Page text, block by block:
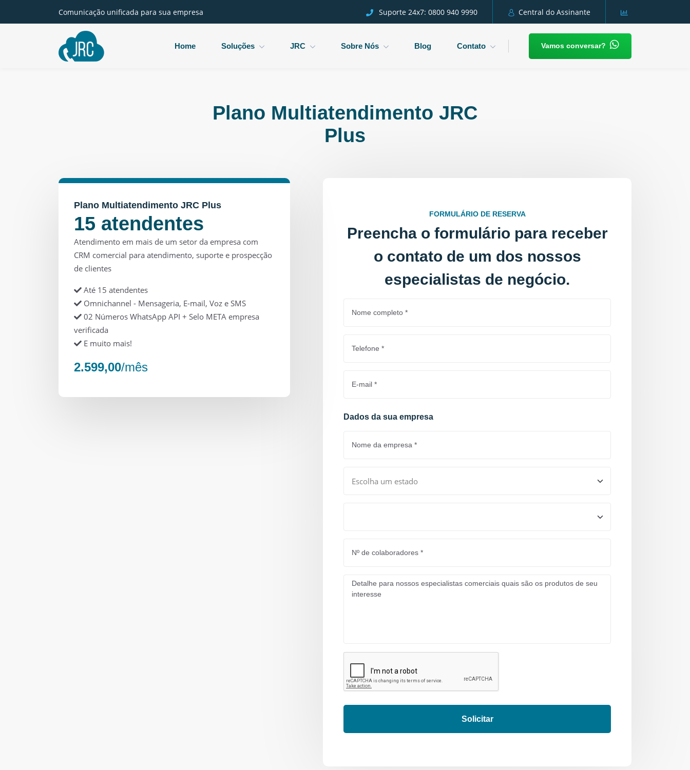
Comunicação unificada para sua empresa Suporte 24x7: 0800 940 9990 Central do Assinante
Home Soluções JRC Sobre Nós Blog Contato Vamos conversar?
Plano Multiatendimento JRC
Plus
Plano Multiatendimento JRC Plus
15 atendentes
Atendimento em mais de um setor da empresa com
CRM comercial para atendimento, suporte e prospecção
de clientes
Até 15 atendentes
Omnichannel - Mensageria, E-mail, Voz e SMS
02 Números WhatsApp API + Selo META empresa
verificada
E muito mais!
2.599,00/mês
FORMULÁRIO DE RESERVA
Preencha o formulário para receber
o contato de um dos nossos
especialistas de negócio.
Dados da sua empresa
Solicitar